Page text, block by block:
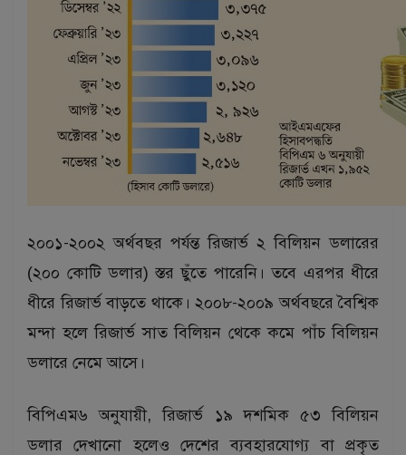
২০০১-২০০২ অর্থবছর পর্যন্ত রিজার্ভ ২ বিলিয়ন ডলারের
(২০০ কোটি ডলার) স্তর ছুঁতে পারেনি। তবে এরপর ধীরে
ধীরে রিজার্ভ বাড়তে থাকে। ২০০৮-২০০৯ অর্থবছরে বৈশ্বিক
মন্দা হলে রিজার্ভ সাত বিলিয়ন থেকে কমে পাঁচ বিলিয়ন
ডলারে নেমে আসে।
বিপিএম৬ অনুযায়ী, রিজার্ভ ১৯ দশমিক ৫৩ বিলিয়ন
ডলার দেখানো হলেও দেশের ব্যবহারযোগ্য বা প্রকৃত